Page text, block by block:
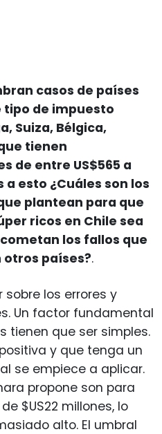
casos de países
tipo de impuesto
Suiza, Bélgica,
tienen
de entre US$565 a
esto ¿Cuáles son los
plantean para que
ricos en Chile sea
los fallos que
países?.
los errores y
Un factor fundamental
tienen que ser simples.
y que tenga un
se empiece a aplicar.
propone son para
$US22 millones, lo
alto. El umbral